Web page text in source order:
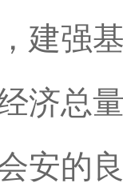
建强
济总
安的